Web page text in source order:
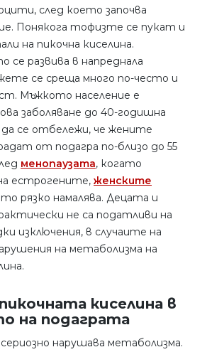
след което започва
Понякога тофизте се пукат и
на пикочна киселина.
се развива в напреднала
се среща много по-често и
Мъжкото население е
заболяване до 40-годишна
да се отбележи, че жените
от подагра по-близо до 55
менопаузата, когато
естрогените, женските
рязко намалява. Децата и
не са податливи на
изключения, в случаите на
на метаболизма на
киселина в
на подаграта
сериозно нарушава метаболизма.